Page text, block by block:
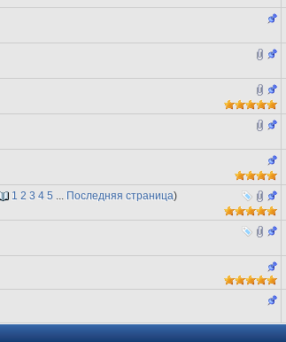
1 2 3 4 5 ... Последняя страница)